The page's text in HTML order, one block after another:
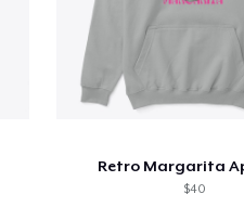
Retro Margarita
$40